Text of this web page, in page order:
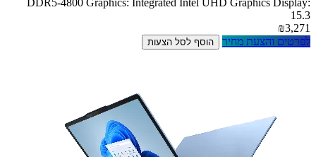
DDR5-4800 Graphics: Integrated Intel UHD Graphics Display:
15.3
₪3,271
לפרטים והצעת מחיר
הוסף לסל הצעות